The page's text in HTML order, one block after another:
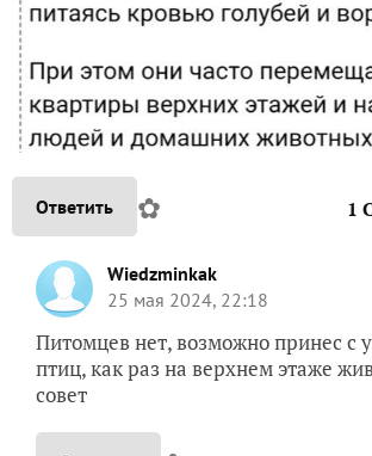
Ответить ✿ 1
Wiedzminkak
25 мая 2024, 22:18
Питомцев нет, возможно принес с
птиц, как раз на верхнем этаже
совет